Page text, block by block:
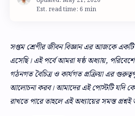
Est. read time: 6 min
সপ্তম শ্রেণীর জীবন বিজ্ঞান এর আজকে একটি
এসেছি। এই পর্বে আমরা ষষ্ঠ অধ্যায়,
গঠনগত বৈচিত্র ও কার্যগত প্রক্রিয়া এর
আলোচনা করব। আমাদের এই পোস্টটি যদি
রাখতে পারে তাহলে এই অধ্যায়ের সমস্ত